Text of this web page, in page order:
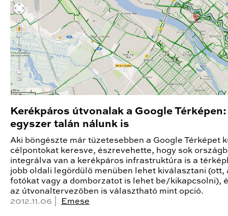
Kerékpáros útvonalak a Google Térképen:
egyszer talán nálunk is
Aki böngészte már tüzetesebben a Google Térképet
célpontokat keresve, észrevehette, hogy sok
integrálva van a kerékpáros infrastruktúra is a
jobb oldali legördülő menüben lehet kiválasztani (ott,
fotókat vagy a domborzatot is lehet be/kikapcsolni),
az útvonaltervezőben is választható mint opció.
2012.11.06 |
Emese